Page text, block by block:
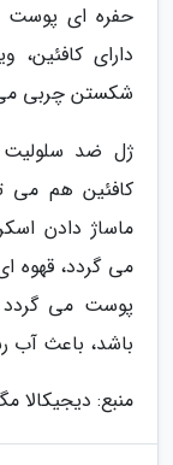
حفره ای پوست
دارای
شکستن چربی
ژل ضد
کافئین هم می
ماساژ دادن
می گردد، قهوه
پوست می گردد
باشد، باعث آب
منبع: دیجیکالا